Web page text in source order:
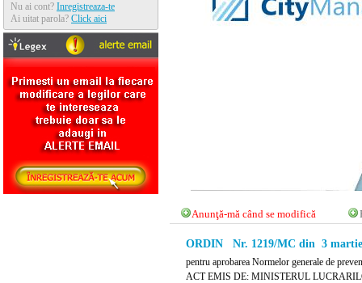
Nu ai cont? Inregistreaza-te
Ai uitat parola? Click aici
Anunţă-mă când se modifică
ORDIN Nr. 1219/MC din 3 martie
pentru aprobarea Normelor generale de
ACT EMIS DE: MINISTERUL